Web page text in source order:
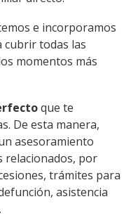
e incorporamos
cubrir todas las
momentos más
que te
De esta manera,
asesoramiento
relacionados, por
trámites para
asistencia